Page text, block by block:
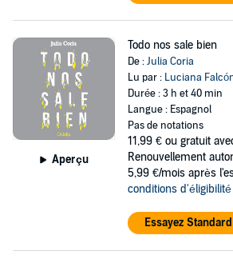
Aperçu
Todo nos sale bien
De :Julia Coria
Lu par : Luciana
Durée : 3 h et 40 min
Langue : Espagnol
Pas de notations
11,99 € ou gratuit
Renouvellement
5,99 €/mois après
conditions d'éligibilité
Essayez